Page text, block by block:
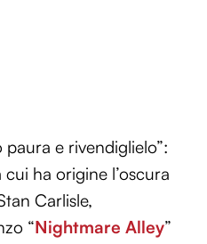
e rivendiglielo”:
ha origine l’oscura
Carlisle,
“Nightmare Alley”